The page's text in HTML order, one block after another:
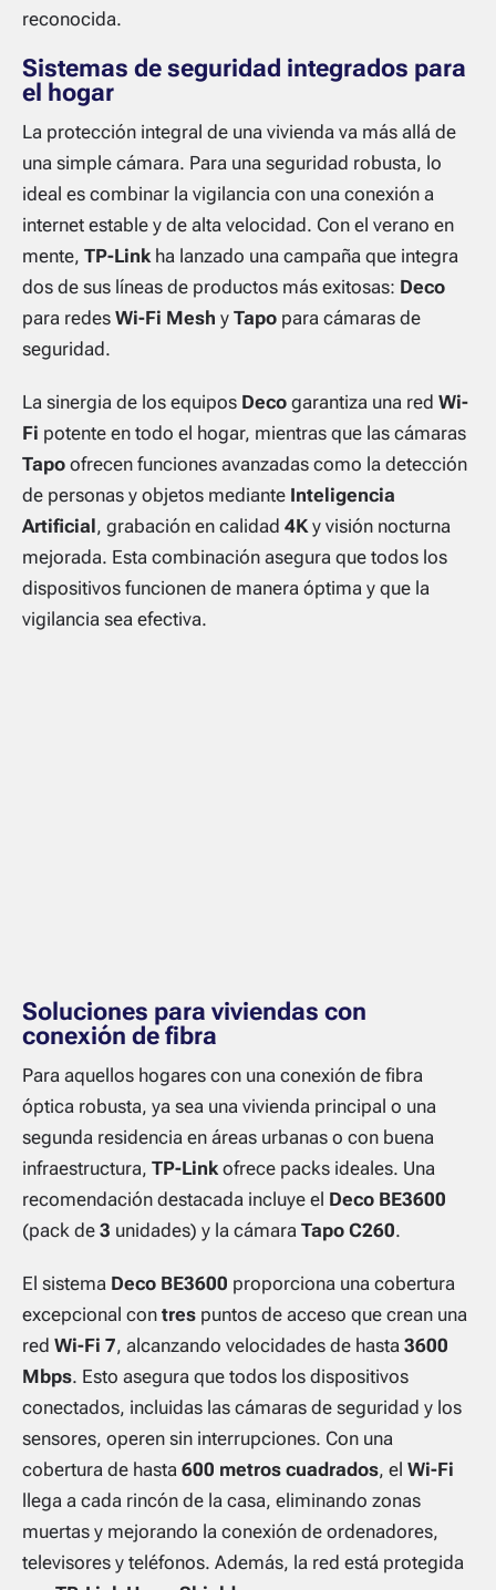
reconocida.
Sistemas de seguridad integrados para
el hogar
La protección integral de una vivienda va más allá de
una simple cámara. Para una seguridad robusta, lo
ideal es combinar la vigilancia con una conexión a
internet estable y de alta velocidad. Con el verano en
mente, TP-Link ha lanzado una campaña que integra
dos de sus líneas de productos más exitosas: Deco
para redes Wi-Fi Mesh y Tapo para cámaras de
seguridad.
La sinergia de los equipos Deco garantiza una red Wi-
Fi potente en todo el hogar, mientras que las cámaras
Tapo ofrecen funciones avanzadas como la detección
de personas y objetos mediante Inteligencia
Artificial, grabación en calidad 4K y visión nocturna
mejorada. Esta combinación asegura que todos los
dispositivos funcionen de manera óptima y que la
vigilancia sea efectiva.
Soluciones para viviendas con
conexión de fibra
Para aquellos hogares con una conexión de fibra
óptica robusta, ya sea una vivienda principal o una
segunda residencia en áreas urbanas o con buena
infraestructura, TP-Link ofrece packs ideales. Una
recomendación destacada incluye el Deco BE3600
(pack de 3 unidades) y la cámara Tapo C260.
El sistema Deco BE3600 proporciona una cobertura
excepcional con tres puntos de acceso que crean una
red Wi-Fi 7, alcanzando velocidades de hasta 3600
Mbps. Esto asegura que todos los dispositivos
conectados, incluidas las cámaras de seguridad y los
sensores, operen sin interrupciones. Con una
cobertura de hasta 600 metros cuadrados, el Wi-Fi
llega a cada rincón de la casa, eliminando zonas
muertas y mejorando la conexión de ordenadores,
televisores y teléfonos. Además, la red está protegida